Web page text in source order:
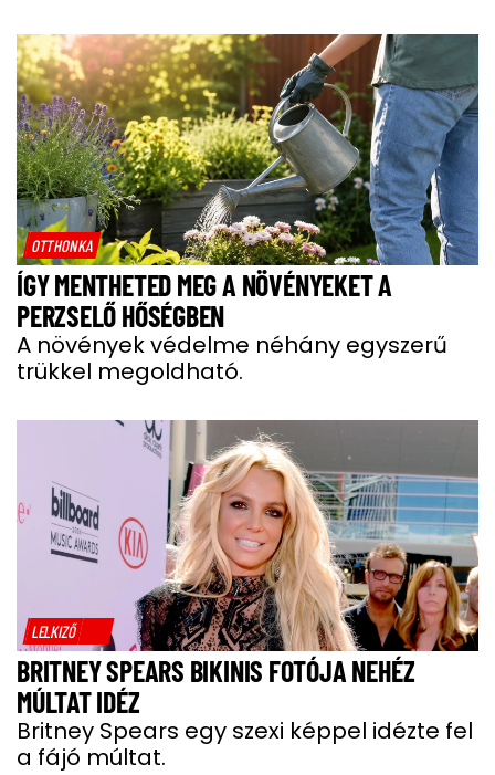
OTTHONKA
ÍGY MENTHETED MEG A NÖVÉNYEKET A
PERZSELŐ HŐSÉGBEN
A növények védelme néhány egyszerű
trükkel megoldható.
LELKIZŐ
BRITNEY SPEARS BIKINIS FOTÓJA NEHÉZ
MÚLTAT IDÉZ
Britney Spears egy szexi képpel idézte fel
a fájó múltat.